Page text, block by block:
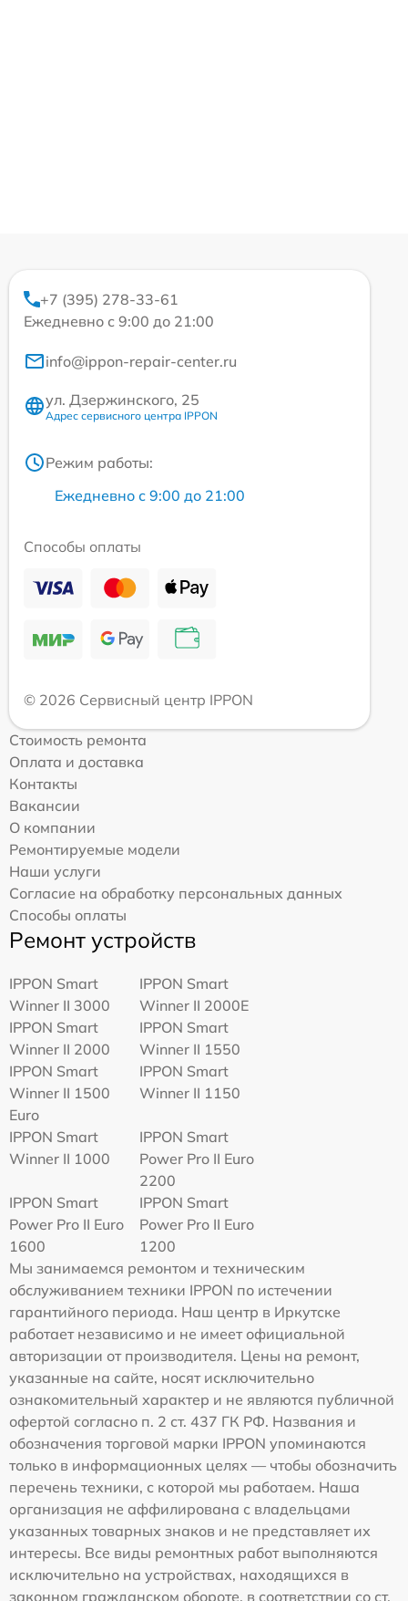
+7 (395) 278-33-61
Ежедневно с 9:00 до 21:00
info@ippon-repair-center.ru
ул. Дзержинского, 25
Адрес сервисного центра IPPON
Режим работы:
Ежедневно с 9:00 до 21:00
Способы оплаты
© 2026 Сервисный центр IPPON
Стоимость ремонта
Оплата и доставка
Контакты
Вакансии
О компании
Ремонтируемые модели
Наши услуги
Согласие на обработку персональных данных
Способы оплаты
Ремонт устройств
IPPON Smart
Winner II 3000
IPPON Smart
Winner II 2000E
IPPON Smart
Winner II 2000
IPPON Smart
Winner II 1550
IPPON Smart
Winner II 1500
Euro
IPPON Smart
Winner II 1150
IPPON Smart
Winner II 1000
IPPON Smart
Power Pro II Euro
2200
IPPON Smart
Power Pro II Euro
1600
IPPON Smart
Power Pro II Euro
1200
Мы занимаемся ремонтом и техническим
обслуживанием техники IPPON по истечении
гарантийного периода. Наш центр в Иркутске
работает независимо и не имеет официальной
авторизации от производителя. Цены на ремонт,
указанные на сайте, носят исключительно
ознакомительный характер и не являются публичной
офертой согласно п. 2 ст. 437 ГК РФ. Названия и
обозначения торговой марки IPPON упоминаются
только в информационных целях — чтобы обозначить
перечень техники, с которой мы работаем. Наша
организация не аффилирована с владельцами
указанных товарных знаков и не представляет их
интересы. Все виды ремонтных работ выполняются
исключительно на устройствах, находящихся в
законном гражданском обороте, в соответствии со ст.